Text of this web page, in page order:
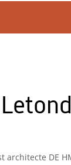
architecte DE